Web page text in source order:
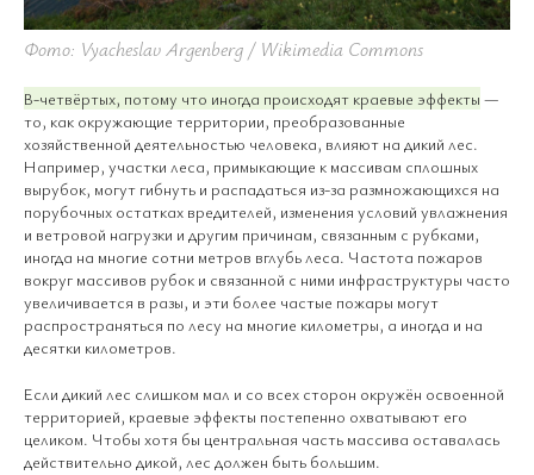
Фото: Vyacheslav Argenberg / Wikimedia Commons
В-четвёртых, потому что иногда происходят краевые эффекты —
то, как окружающие территории, преобразованные
хозяйственной деятельностью человека, влияют на дикий лес.
Например, участки леса, примыкающие к массивам сплошных
вырубок, могут гибнуть и распадаться из-за размножающихся на
порубочных остатках вредителей, изменения условий увлажнения
и ветровой нагрузки и другим причинам, связанным с рубками,
иногда на многие сотни метров вглубь леса. Частота пожаров
вокруг массивов рубок и связанной с ними инфраструктуры часто
увеличивается в разы, и эти более частые пожары могут
распространяться по лесу на многие километры, а иногда и на
десятки километров.
Если дикий лес слишком мал и со всех сторон окружён освоенной
территорией, краевые эффекты постепенно охватывают его
целиком. Чтобы хотя бы центральная часть массива оставалась
действительно дикой, лес должен быть большим.